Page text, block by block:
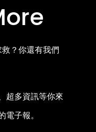
？你還有我們
超多資訊等你來
電子報。